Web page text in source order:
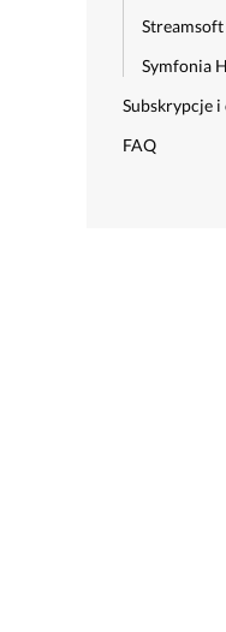
Symfonia
Subskrypcje i
FAQ